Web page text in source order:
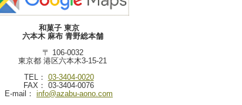
和菓子 東京
六本木 麻布 青野総本舗
〒 106-0032
東京都 港区六本木3-15-21
TEL： 03-3404-0020
FAX： 03-3404-0076
E-mail： info@azabu-aono.com